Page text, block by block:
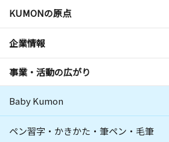
KUMONの原点
企業情報
事業・活動の広がり
Baby Kumon
ペン習字・かきかた・筆ペン・毛筆